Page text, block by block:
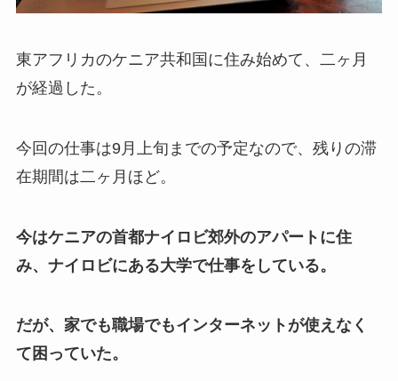
東アフリカのケニア共和国に住み始めて、二ヶ月
が経過した。
今回の仕事は9月上旬までの予定なので、残りの滞
在期間は二ヶ月ほど。
今はケニアの首都ナイロビ郊外のアパートに住
み、ナイロビにある大学で仕事をしている。
だが、家でも職場でもインターネットが使えなく
て困っていた。